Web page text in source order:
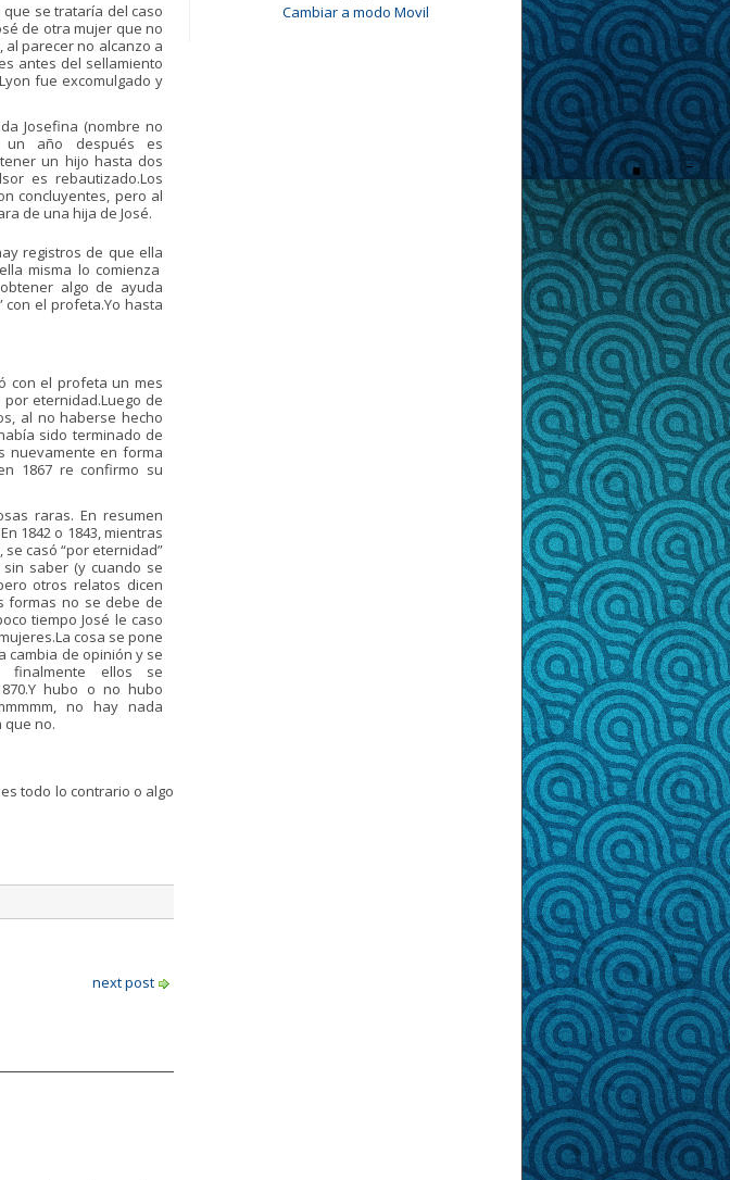
se trataría del caso
de otra mujer que no
al parecer no alcanzo a
antes del sellamiento
fue excomulgado y
Josefina (nombre no
un año después es
un hijo hasta dos
es rebautizado.Los
concluyentes, pero al
de una hija de José.
registros de que ella
misma lo comienza
algo de ayuda
con el profeta.Yo hasta
con el profeta un mes
eternidad.Luego de
al no haberse hecho
sido terminado de
nuevamente en forma
1867 re confirmo su
raras. En resumen
1842 o 1843, mientras
casó “por eternidad”
sin saber (y cuando se
otros relatos dicen
formas no se debe de
tiempo José le caso
cosa se pone
cambia de opinión y se
finalmente ellos se
hubo o no hubo
no hay nada
que no.
todo lo contrario o algo
next post
Cambiar a modo Movil